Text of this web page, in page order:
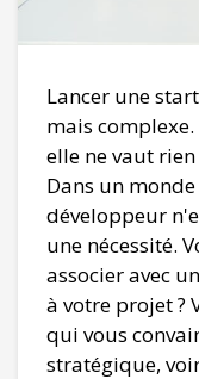
Lancer une
mais
elle ne vaut
Dans un
développeur
une nécessité.
associer avec
à votre projet ?
qui vous
stratégique,